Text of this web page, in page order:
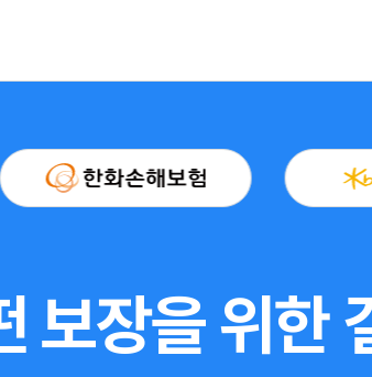
보장을 위한